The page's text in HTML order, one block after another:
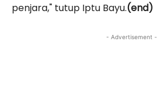
penjara," tutup Iptu Bayu.(end)
- Advertisement -